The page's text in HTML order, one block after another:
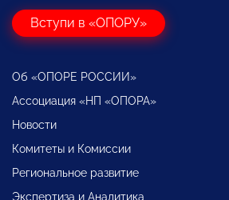
Вступи в «ОПОРУ»
Об «ОПОРЕ РОССИИ»
Ассоциация «НП «ОПОРА»
Новости
Комитеты и Комиссии
Региональное развитие
Экспертиза и Аналитика